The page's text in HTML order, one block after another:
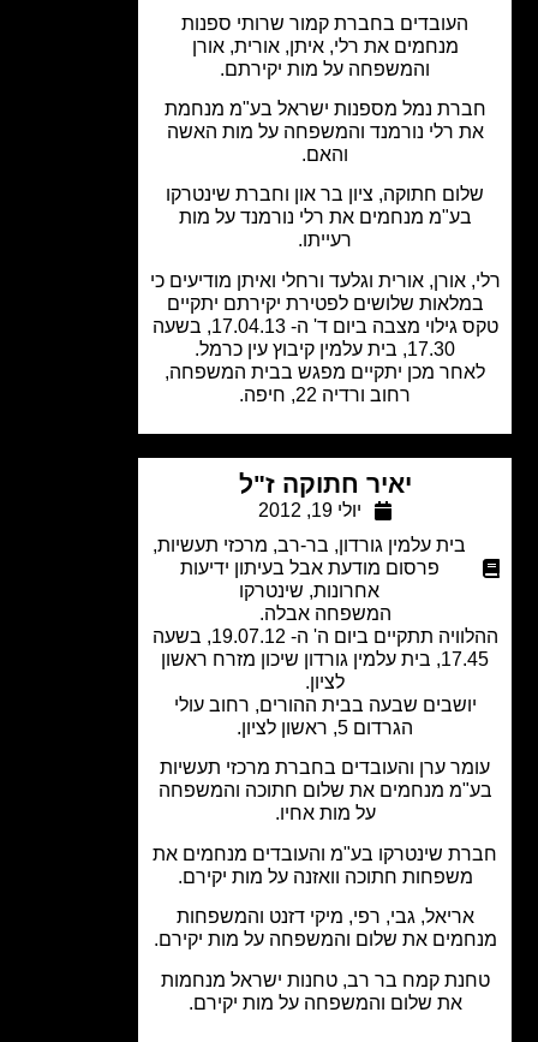
העובדים בחברת קמור שרותי ספנות
מנחמים את רלי, איתן, אורית, אורן
והמשפחה על מות יקירתם.
נמל מספנות ישראל בע"מ מנחמת
רלי נורמנד והמשפחה על מות האשה
חתוקה, ציון בר און וחברת שינטרקו
בע"מ מנחמים את רלי נורמנד על מות
אורן, אורית וגלעד ורחלי ואיתן מודיעים כי
שלושים לפטירת יקירתם יתקיים
טקס גילוי מצבה ביום ד' ה- 17.04.13, בשעה
מכן יתקיים מפגש בבית המשפחה,
רחוב ורדיה 22, חיפה.
יאיר חתוקה ז"ל
בית עלמין גורדון,בר-רב, מרכזי תעשיות ,
פרסום מודעת אבל בעיתון ידיעות
אחרונות,שינטרקו
המשפחה אבלה.
ההלוויה תתקיים ביום ה' ה- 19.07.12, בשעה
17.45, בית עלמין גורדון שיכון מזרח ראשון
יושבים שבעה בבית ההורים, רחוב עולי
הגרדום 5, ראשון לציון.
ערן והעובדים בחברת מרכזי תעשיות
מנחמים את שלום חתוכה והמשפחה
על מות אחיו.
שינטרקו בע"מ והעובדים מנחמים את
משפחות חתוכה וואזנה על מות יקירם.
אריאל, גבי, רפי, מיקי דזנט והמשפחות
את שלום והמשפחה על מות יקירם.
קמח בר רב, טחנות ישראל מנחמות
את שלום והמשפחה על מות יקירם.